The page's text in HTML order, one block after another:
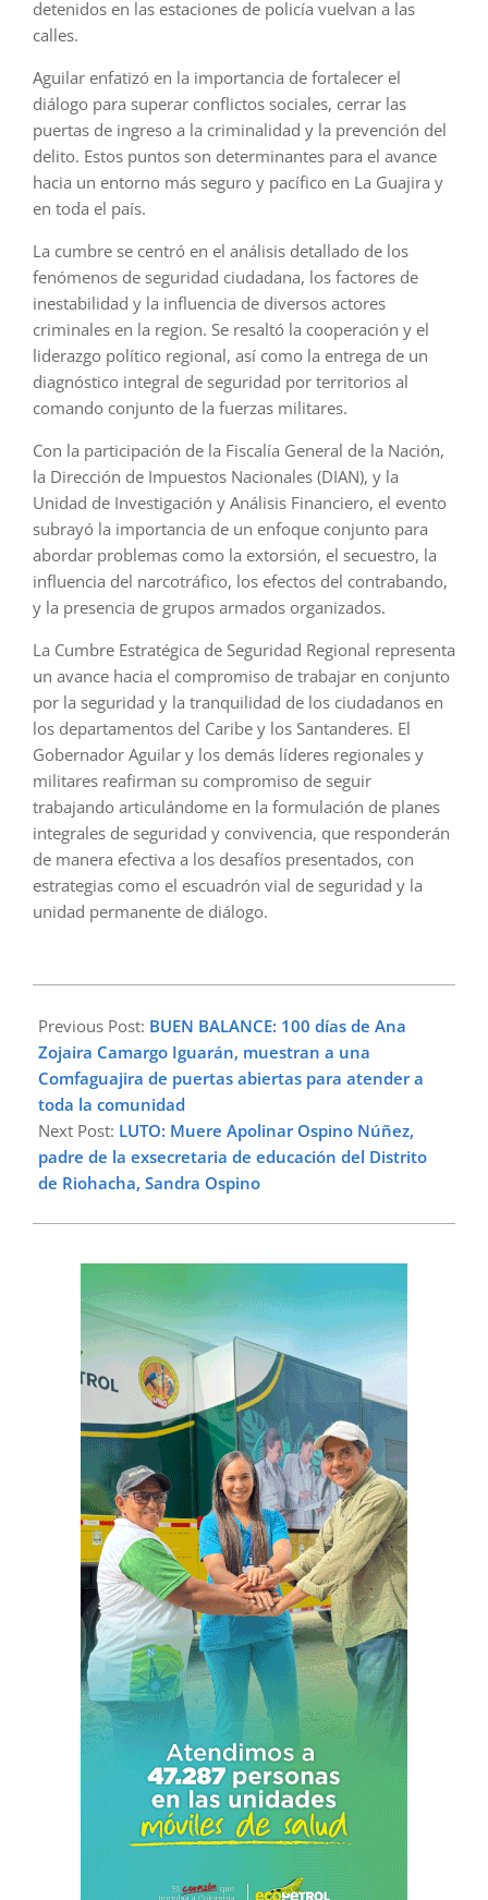
detenidos en las estaciones de policía vuelvan a las
calles.
Aguilar enfatizó en la importancia de fortalecer el
diálogo para superar conflictos sociales, cerrar las
puertas de ingreso a la criminalidad y la prevención del
delito. Estos puntos son determinantes para el avance
hacia un entorno más seguro y pacífico en La Guajira y
en toda el país.
La cumbre se centró en el análisis detallado de los
fenómenos de seguridad ciudadana, los factores de
inestabilidad y la influencia de diversos actores
criminales en la region. Se resaltó la cooperación y el
liderazgo político regional, así como la entrega de un
diagnóstico integral de seguridad por territorios al
comando conjunto de la fuerzas militares.
Con la participación de la Fiscalía General de la Nación,
la Dirección de Impuestos Nacionales (DIAN), y la
Unidad de Investigación y Análisis Financiero, el evento
subrayó la importancia de un enfoque conjunto para
abordar problemas como la extorsión, el secuestro, la
influencia del narcotráfico, los efectos del contrabando,
y la presencia de grupos armados organizados.
La Cumbre Estratégica de Seguridad Regional representa
un avance hacia el compromiso de trabajar en conjunto
por la seguridad y la tranquilidad de los ciudadanos en
los departamentos del Caribe y los Santanderes. El
Gobernador Aguilar y los demás líderes regionales y
militares reafirman su compromiso de seguir
trabajando articulándome en la formulación de planes
integrales de seguridad y convivencia, que responderán
de manera efectiva a los desafíos presentados, con
estrategias como el escuadrón vial de seguridad y la
unidad permanente de diálogo.
04-
04
Previous Post: BUEN BALANCE: 100 días de Ana
Zojaira Camargo Iguarán, muestran a una
Comfaguajira de puertas abiertas para atender a
toda la comunidad
Next Post: LUTO: Muere Apolinar Ospino Núñez,
padre de la exsecretaria de educación del Distrito
de Riohacha, Sandra Ospino